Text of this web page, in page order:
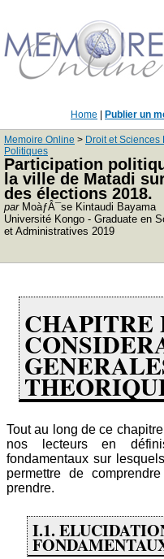
Home Publier un
Memoire Online > Droit et Sciences
Politiques
Participation
la ville de Matadi
des élections 2018.
parMoàƒÂ¯se Kintaudi Bayama
Université Kongo - Graduate en
et Administratives 2019
CHAPITRE
Tout au long de ce
nos lecteurs en
fondamentaux sur
permettre de
prendre.
I.1.